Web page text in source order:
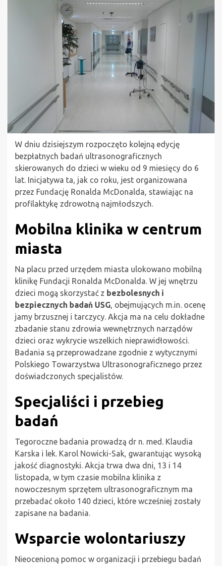
W dniu dzisiejszym rozpoczęto kolejną edycję
bezpłatnych badań ultrasonograficznych
skierowanych do dzieci w wieku od 9 miesięcy do 6
lat. Inicjatywa ta, jak co roku, jest organizowana
przez Fundację Ronalda McDonalda, stawiając na
profilaktykę zdrowotną najmłodszych.
Mobilna klinika w centrum
miasta
Na placu przed urzędem miasta ulokowano mobilną
klinikę Fundacji Ronalda McDonalda. W jej wnętrzu
dzieci mogą skorzystać z bezbolesnych i
bezpiecznych badań USG, obejmujących m.in. ocenę
jamy brzusznej i tarczycy. Akcja ma na celu dokładne
zbadanie stanu zdrowia wewnętrznych narządów
dzieci oraz wykrycie wszelkich nieprawidłowości.
Badania są przeprowadzane zgodnie z wytycznymi
Polskiego Towarzystwa Ultrasonograficznego przez
doświadczonych specjalistów.
Specjaliści i przebieg
badań
Tegoroczne badania prowadzą dr n. med. Klaudia
Karska i lek. Karol Nowicki-Sak, gwarantując wysoką
jakość diagnostyki. Akcja trwa dwa dni, 13 i 14
listopada, w tym czasie mobilna klinika z
nowoczesnym sprzętem ultrasonograficznym ma
przebadać około 140 dzieci, które wcześniej zostały
zapisane na badania.
Wsparcie wolontariuszy
Nieocenioną pomoc w organizacji i przebiegu badań